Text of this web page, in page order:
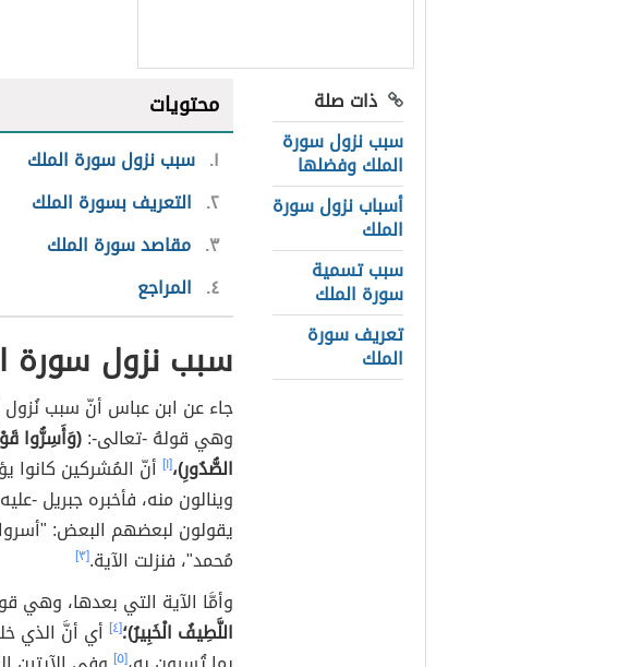
ذات صلة
سبب نزول سورة
الملك وفضلها
أسباب نزول سورة
الملك
سبب تسمية
سورة الملك
تعريف سورة
الملك
محتويات
١ سبب نزول سورة الملك
٢ التعريف بسورة الملك
٣ مقاصد سورة الملك
٤ المراجع
سبب نزول سورة
جاء عن ابن عباس أنّ سبب نُزول
وهي قولهُ -تعالى-:(وَأَسِرُّوا
الصُّدُورِ)،[١] أنّ المُشركين كانوا
وينالون منه، فأخبره جبريل -
يقولون لبعضهم البعض:
مُحمد"، فنزلت الآية.[٣]
وأمَّا الآية التي بعدها، وهي
اللَّطِيفُ الْخَبِيرُ)؛[٤]
أي أنَّ الذي
[٥]